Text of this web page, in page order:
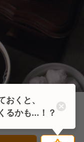
討中
くと、
るかも...！？